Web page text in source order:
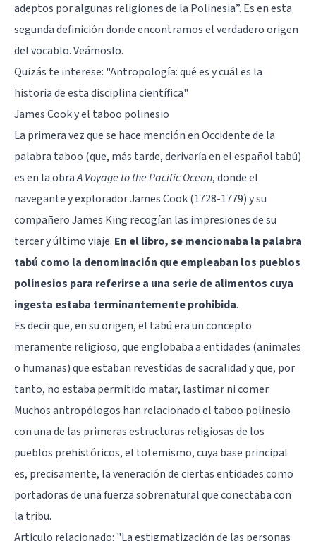
adeptos por algunas religiones de la Polinesia”. Es en esta
segunda definición donde encontramos el verdadero origen
del vocablo. Veámoslo.
Quizás te interese: "Antropología: qué es y cuál es la
historia de esta disciplina científica"
James Cook y el taboo polinesio
La primera vez que se hace mención en Occidente de la
palabra taboo (que, más tarde, derivaría en el español tabú)
es en la obraA Voyage to the Pacific Ocean, donde el
navegante y explorador James Cook (1728-1779) y su
compañero James King recogían las impresiones de su
tercer y último viaje. En el libro, se mencionaba la palabra
tabú como la denominación que empleaban los pueblos
polinesios para referirse a una serie de alimentos cuya
ingesta estaba terminantemente prohibida.
Es decir que, en su origen, el tabú era un concepto
meramente religioso, que englobaba a entidades (animales
o humanas) que estaban revestidas de sacralidad y que, por
tanto, no estaba permitido matar, lastimar ni comer.
Muchos antropólogos han relacionado el taboo polinesio
con una de las primeras estructuras religiosas de los
pueblos prehistóricos, el totemismo, cuya base principal
es, precisamente, la veneración de ciertas entidades como
portadoras de una fuerza sobrenatural que conectaba con
la tribu.
Artículo relacionado: "La estigmatización de las personas